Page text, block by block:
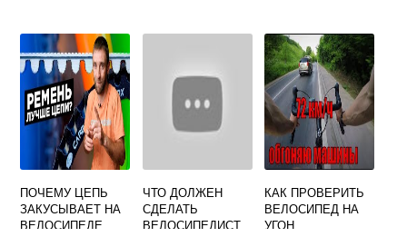
ПОЧЕМУ ЦЕПЬ
ЗАКУСЫВАЕТ НА
ВЕЛОСИПЕДЕ
ЧТО ДОЛЖЕН
СДЕЛАТЬ
ВЕЛОСИПЕДИСТ
КАК ПРОВЕРИТЬ
ВЕЛОСИПЕД НА
УГОН